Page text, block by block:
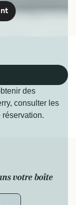
des
consulter les
réservation.
votre boîte